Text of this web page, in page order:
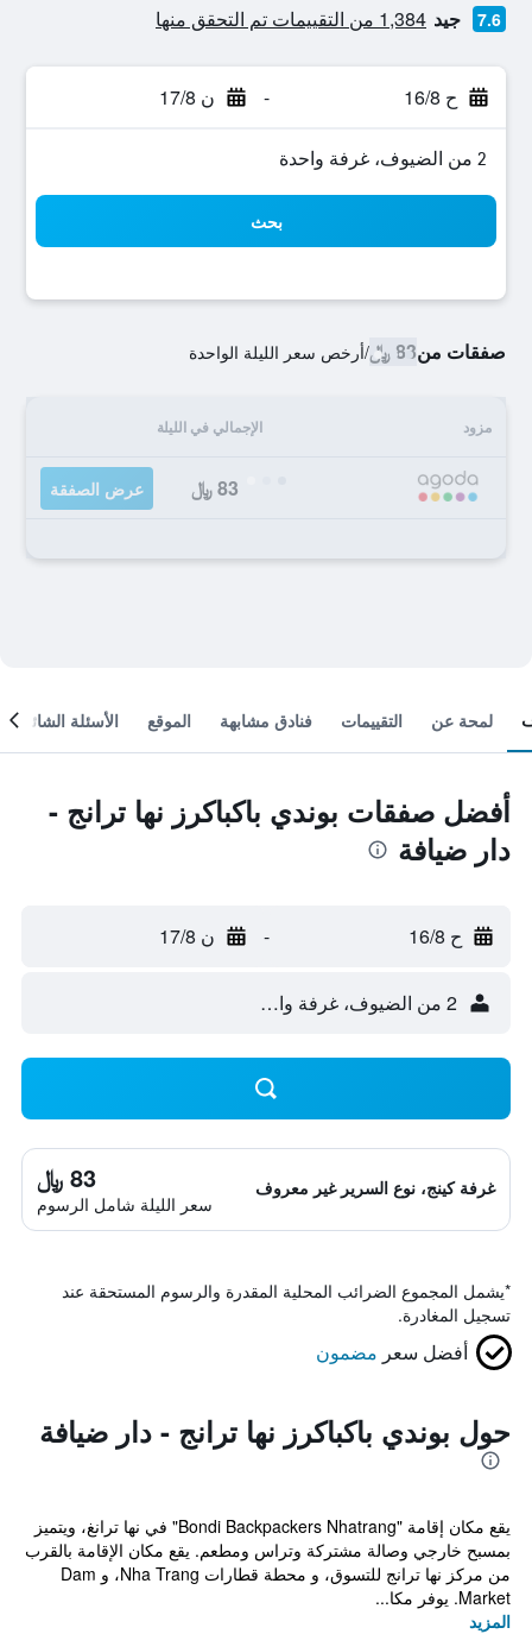
7.6 جيد 1,384 من التقييمات تم التحقق منها
ح 16/8 - ن 17/8
2 من الضيوف، غرفة واحدة
بحث
صفقات من83 ﷼ /أرخص سعر الليلة الواحدة
مزود الإجمالي في الليلة
83 ﷼ عرض الصفقة
لمحة عن التقييمات فنادق مشابهة الموقع الأسئلة الشائعة
أفضل صفقات بوندي باكباكرز نها ترانج -
دار ضيافة
ح 16/8 - ن 17/8
2 من الضيوف، غرفة واحدة
غرفة كينج، نوع السرير غير معروف 83 ﷼
سعر الليلة شامل الرسوم
*يشمل المجموع الضرائب المحلية المقدرة والرسوم المستحقة عند
تسجيل المغادرة.
أفضل سعر مضمون
حول بوندي باكباكرز نها ترانج - دار ضيافة
يقع مكان إقامة "Bondi Backpackers Nhatrang" في نها ترانغ، ويتميز
بمسبح خارجي وصالة مشتركة وتراس ومطعم. يقع مكان الإقامة بالقرب
من مركز نها ترانج للتسوق، و محطة قطارات Nha Trang، و Dam
Market. يوفر مكا...
المزيد